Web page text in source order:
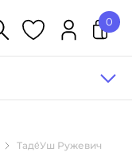
0
Таде́Уш Ружевич